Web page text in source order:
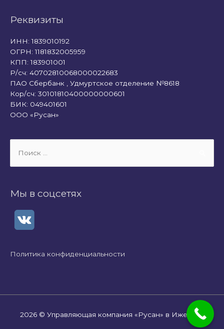
Реквизиты
ИНН: 1839010192
ОГРН: 1181832005959
КПП: 183901001
Р/сч: 40702810068000022683
ПАО Сбербанк , Удмуртское отделение №8618
Кор/сч: 30101810400000000601
БИК: 049401601
ООО «Русан»
Мы в соцсетях
Политика конфиденциальности
2026 © Управляющая компания «Русан» в Ижевске